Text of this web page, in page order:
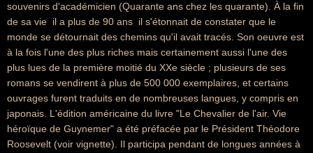
souvenirs d'académicien (Quarante ans chez les quarante). À la fin
de sa vie  il a plus de 90 ans  il s'étonnait de constater que le
monde se détournait des chemins qu'il avait tracés. Son oeuvre est
à la fois l'une des plus riches mais certainement aussi l'une des
plus lues de la première moitié du XXe siècle ; plusieurs de ses
romans se vendirent à plus de 500 000 exemplaires, et certains
ouvrages furent traduits en de nombreuses langues, y compris en
japonais. L'édition américaine du livre "Le Chevalier de l'air. Vie
héroïque de Guynemer" a été préfacée par le Président Théodore
Roosevelt (voir vignette). Il participa pendant de longues années à